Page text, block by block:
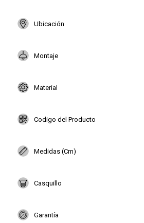
Ubicación
Montaje
Material
Codigo del Producto
Medidas (Cm)
Casquillo
Garantía